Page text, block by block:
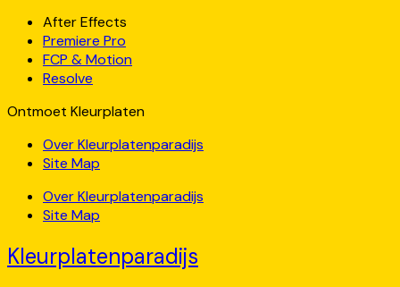
After Effects
Premiere Pro
FCP & Motion
Resolve
Ontmoet Kleurplaten
Over Kleurplatenparadijs
Site Map
Over Kleurplatenparadijs
Site Map
Kleurplatenparadijs